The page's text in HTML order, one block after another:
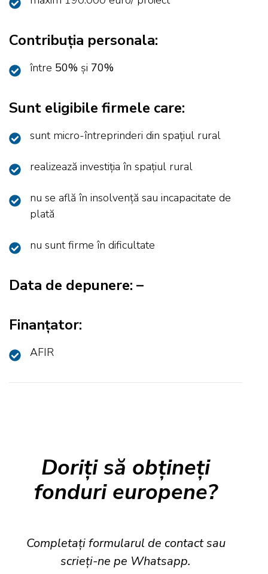
Contribuția personala:
între 50% și 70%
Sunt eligibile firmele care:
sunt micro-întreprinderi din spațiul rural
realizează investiția în spațiul rural
nu se află în insolvență sau incapacitate de
plată
nu sunt firme în dificultate
Data de depunere: –
Finanțator:
AFIR
Doriți să obțineți
fonduri europene?
Completați formularul de contact sau
scrieți-ne pe Whatsapp.